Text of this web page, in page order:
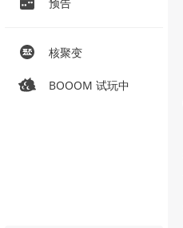
核聚变
BOOOM 试玩中